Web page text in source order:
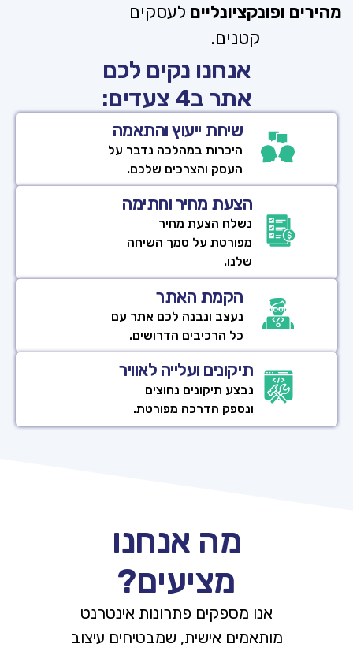
מהירים ופונקציונליים לעסקים
קטנים.
אנחנו נקים לכם
אתר ב4 צעדים:
שיחת ייעוץ והתאמה
היכרות במהלכה נדבר על
העסק והצרכים שלכם.
הצעת מחיר וחתימה
נשלח הצעת מחיר
מפורטת על סמך השיחה
שלנו.
הקמת האתר
נעצב ונבנה לכם אתר עם
כל הרכיבים הדרושים.
תיקונים ועלייה לאוויר
נבצע תיקונים נחוצים
ונספק הדרכה מפורטת.
מה אנחנו
מציעים​?
אנו מספקים פתרונות אינטרנט
מותאמים אישית, שמבטיחים עיצוב